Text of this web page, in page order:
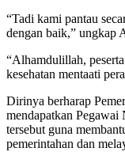
“Tadi kami pantau
dengan baik,” ungkap
“Alhamdulillah,
kesehatan mentaati
Dirinya berharap
mendapatkan
tersebut guna
pemerintahan dan